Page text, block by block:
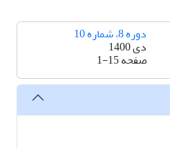
دوره 8، شماره 10
دی 1400
صفحه1-15